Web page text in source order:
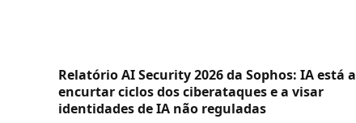
Relatório AI Security 2026 da Sophos: IA está a
encurtar ciclos dos ciberataques e a visar
identidades de IA não reguladas